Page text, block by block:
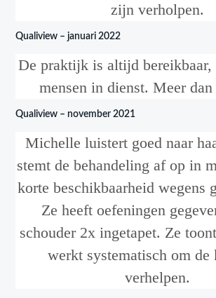
zijn verholpen.
Qualiview – januari 2022
De praktijk is altijd bereikbaar,
mensen in dienst. Meer dan
Qualiview – november 2021
Michelle luistert goed naar
stemt de behandeling af op in
korte beschikbaarheid wegens
Ze heeft oefeningen
schouder 2x ingetapet. Ze
werkt systematisch om de
verhelpen.